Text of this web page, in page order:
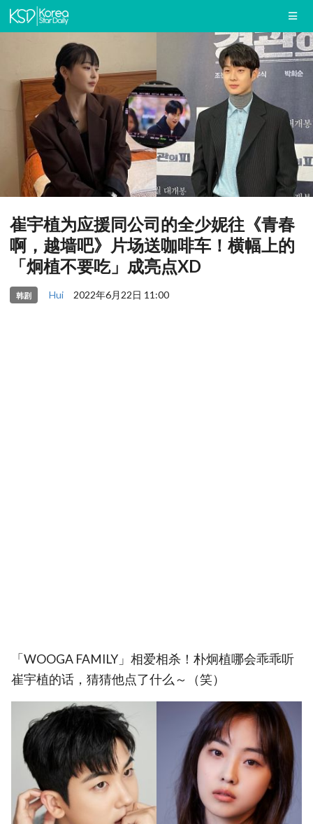
崔宇植为应援同公司的全少妮往《青春
啊，越墙吧》片场送咖啡车！横幅上的
「炯植不要吃」成亮点XD
韩剧 Hui 2022年6月22日 11:00
「WOOGA FAMILY」相爱相杀！朴炯植哪会乖乖听
崔宇植的话，猜猜他点了什么～（笑）